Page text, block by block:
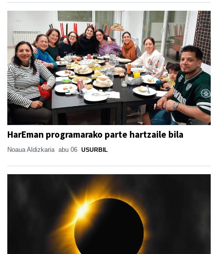
HarEman programarako parte hartzaile bila
Noaua Aldizkaria abu 06 USURBIL